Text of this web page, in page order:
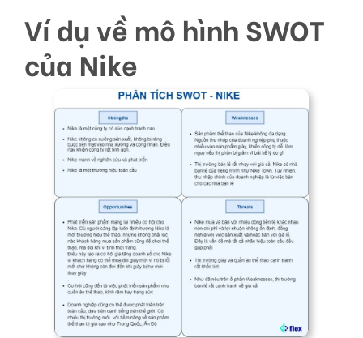
Ví dụ về mô hình SWOT
của Nike